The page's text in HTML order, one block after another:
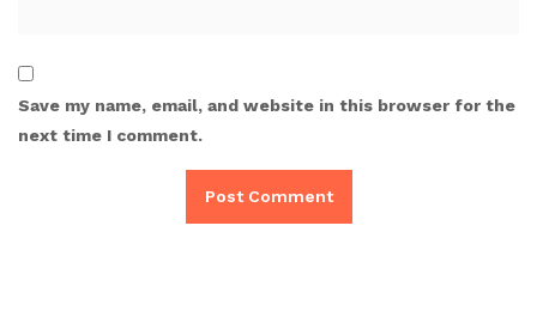
Save my name, email, and website in this browser for the
next time I comment.